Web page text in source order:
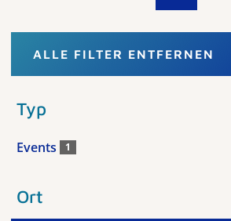
ALLE FILTER ENTFERNEN
Typ
Events 1
Ort